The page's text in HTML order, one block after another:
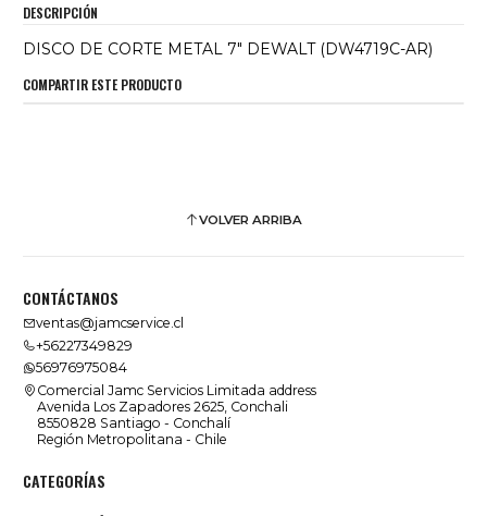
DESCRIPCIÓN
DISCO DE CORTE METAL 7" DEWALT (DW4719C-AR)
COMPARTIR ESTE PRODUCTO
VOLVER ARRIBA
CONTÁCTANOS
ventas@jamcservice.cl
+56227349829
56976975084
Comercial Jamc Servicios Limitada address
Avenida Los Zapadores 2625, Conchali
8550828 Santiago - Conchalí
Región Metropolitana - Chile
CATEGORÍAS